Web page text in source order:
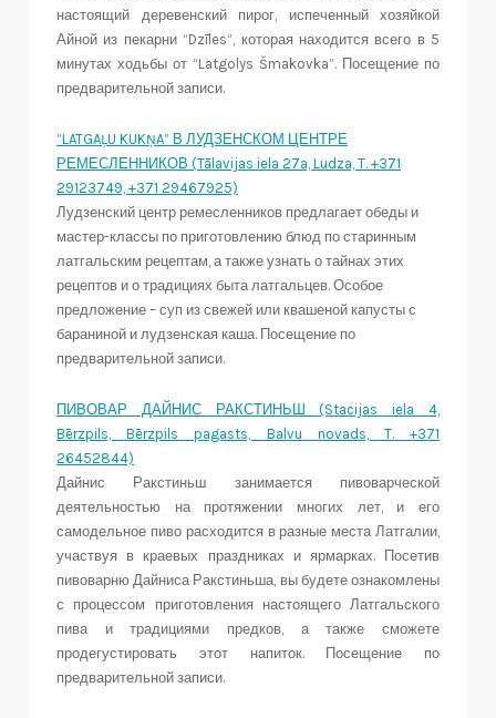
настоящий деревенский пирог, испеченный хозяйкой
Айной из пекарни “Dzīles”, которая находится всего в 5
минутах ходьбы от “Latgolys Šmakovka”. Посещение по
предварительной записи.
“LATGAĻU KUKŅA” В ЛУДЗЕНСКОМ ЦЕНТРЕ
РЕМЕСЛЕННИКОВ (Tālavijas iela 27a, Ludza, T. +371
29123749, +371 29467925)
Лудзенский центр ремесленников предлагает обеды и
мастер-классы по приготовлению блюд по старинным
латгальским рецептам, а также узнать о тайнах этих
рецептов и о традициях быта латгальцев. Особое
предложение – суп из свежей или квашеной капусты с
бараниной и лудзенская каша. Посещение по
предварительной записи.
ПИВОВАР ДАЙНИС РАКСТИНЬШ (Stacijas iela 4,
Bērzpils, Bērzpils pagasts, Balvu novads, T. +371
26452844)
Дайнис Ракстиньш занимается пивоварческой
деятельностью на протяжении многих лет, и его
самодельное пиво расходится в разные места Латгалии,
участвуя в краевых праздниках и ярмарках. Посетив
пивоварню Дайниса Ракстиньша, вы будете ознакомлены
с процессом приготовления настоящего Латгальского
пива и традициями предков, а также сможете
продегустировать этот напиток. Посещение по
предварительной записи.